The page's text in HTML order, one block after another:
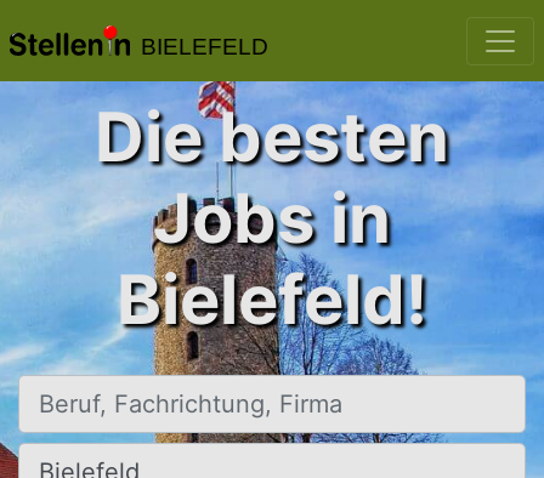
BIELEFELD
Die besten
Jobs in
Bielefeld!
Beruf, Fachrichtung, Firma
Ort, Stadt